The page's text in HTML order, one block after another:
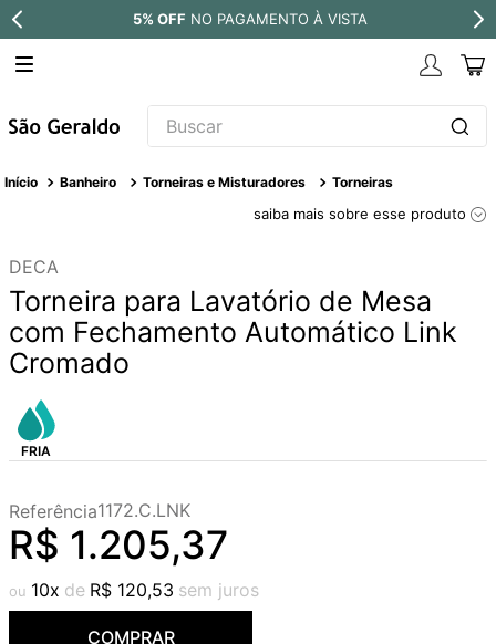
PARCELE EM ATÉ 10X SEM JUROS
Buscar
Banheiro Torneiras e Misturadores Torneiras
saiba mais sobre esse produto
DECA
Torneira para Lavatório de Mesa
com Fechamento Automático Link
Cromado
Referência1172.C.LNK
R$ 1.205,37
10 R$ 120,53
COMPRAR
TERMOS MAIS BUSCADOS
4º
torneira
5º
perola
6º
7º
9º
deca you
10º cobre escovado